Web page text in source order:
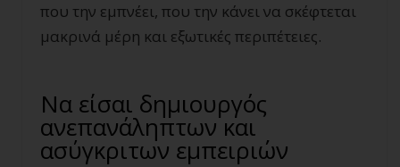
που την εμπνέει, που την κάνει να σκέφτεται
μακρινά μέρη και εξωτικές περιπέτειες.
Να είσαι δημιουργός
ανεπανάληπτων και
ασύγκριτων εμπειριών